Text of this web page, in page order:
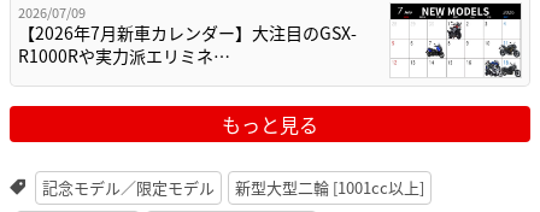
2026/07/09
【2026年7月新車カレンダー】大注目のGSX-
R1000Rや実力派エリミネ…
もっと見る
記念モデル／限定モデル
新型大型二輪 [1001cc以上]